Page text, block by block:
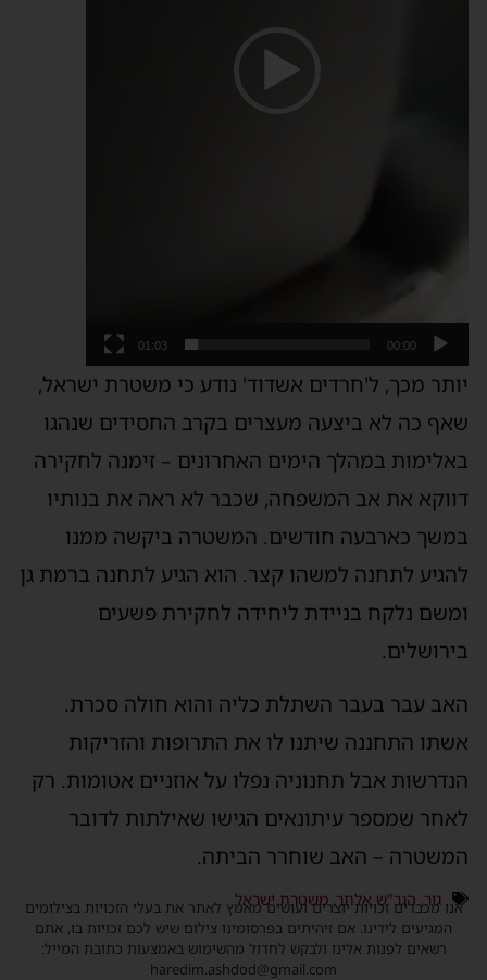
00:00
01:03
יותר מכך, ל'חרדים אשדוד' נודע כי משטרת ישראל,
שאף כה לא ביצעה מעצרים בקרב החסידים שנהגו
באלימות במהלך הימים האחרונים – זימנה לחקירה
דווקא את אב המשפחה, שכבר לא ראה את בנותיו
במשך כארבעה חודשים. המשטרה ביקשה ממנו
להגיע לתחנה למשהו קצר. הוא הגיע לתחנה ברמת גן
ומשם נלקח בניידת ליחידה לחקירת פשעים
בירושלים.
האב עבר בעבר השתלת כליה והוא חולה סכרת.
אשתו התחננה שיתנו לו את התרופות והזריקות
הנדרשות אבל תחנוניה נפלו על אוזניים אטומות. רק
לאחר שמספר עיתונאים הגישו שאילתות לדובר
המשטרה – האב שוחרר הביתה.
גור, הגר"ש אלתר, משטרת ישראל
אנו מכבדים זכויות יוצרים ועושים מאמץ לאתר את בעלי הזכויות בצילומים
המגיעים לידינו. אם זיהיתים בפרסומינו צילום שיש לכם זכויות בו, אתם
רשאים לפנות אלינו ולבקש לחדול מהשימוש באמצעות כתובת המייל:
haredim.ashdod@gmail.com